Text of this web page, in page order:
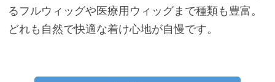
るフルウィッグや医療用ウィッグまで種類も豊富。
どれも自然で快適な着け心地が自慢です。